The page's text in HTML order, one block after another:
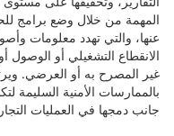
المهمة من خلال وضع برامج
عنها، والتي تهدد معلومات
الانقطاع التشغيلي أو الوصول
غير المصرح به أو العرضي.
بالممارسات الأمنية السليمة
جانب دمجها في العمليات